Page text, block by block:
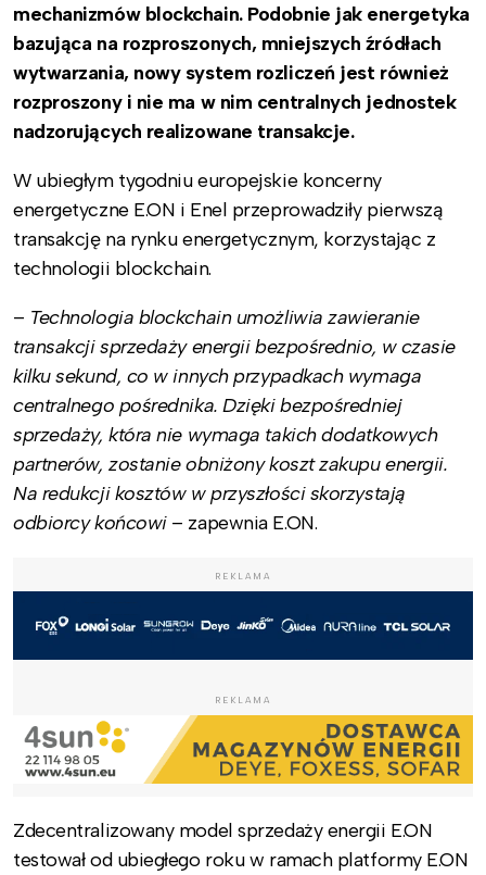
mechanizmów blockchain. Podobnie jak energetyka
bazująca na rozproszonych, mniejszych źródłach
wytwarzania, nowy system rozliczeń jest również
rozproszony i nie ma w nim centralnych jednostek
nadzorujących realizowane transakcje.
W ubiegłym tygodniu europejskie koncerny
energetyczne E.ON i Enel przeprowadziły pierwszą
transakcję na rynku energetycznym, korzystając z
technologii blockchain.
– Technologia blockchain umożliwia zawieranie
transakcji sprzedaży energii bezpośrednio, w czasie
kilku sekund, co w innych przypadkach wymaga
centralnego pośrednika. Dzięki bezpośredniej
sprzedaży, która nie wymaga takich dodatkowych
partnerów, zostanie obniżony koszt zakupu energii.
Na redukcji kosztów w przyszłości skorzystają
odbiorcy końcowi – zapewnia E.ON.
REKLAMA
REKLAMA
Zdecentralizowany model sprzedaży energii E.ON
testował od ubiegłego roku w ramach platformy E.ON